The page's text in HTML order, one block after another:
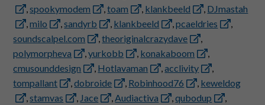
,spookymodem ,toam , klankbeeld , DJmastah
,milo ,sandyrb , klankbeeld ,pcaeldries
,
soundscalpel.com
,theoriginalcrazydave
,
polymorpheva
,yurkobb , konakaboom
,
cmusounddesign
, Hotlavaman ,acclivity
,
tompallant
,dobroide , Robinhood76 , keweldog
,stamvas , Jace ,Audiactiva ,qubodup
,